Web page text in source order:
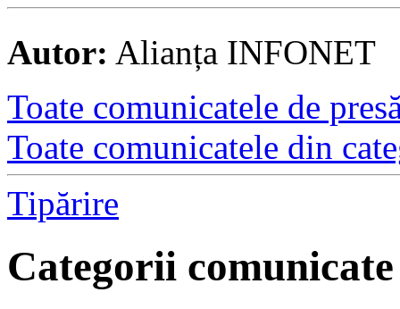
Autor: Alianța INFONET
Toate comunicatele de
Toate comunicatele din
Tipărire
Categorii comunicate